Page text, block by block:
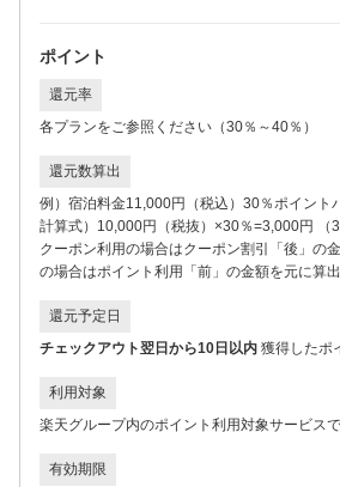
ポイント
還元率
各プランをご参照ください（30％～40％）
還元数算出
例）宿泊料金11,000円（税込）30％ポイント
計算式）10,000円（税抜）×30％=3,000円
クーポン利用の場合はクーポン割引「後」の
の場合はポイント利用「前」の金額を元に算出
還元予定日
チェックアウト翌日から10日以内 獲得したポ
利用対象
楽天グループ内のポイント利用対象サービス
有効期限